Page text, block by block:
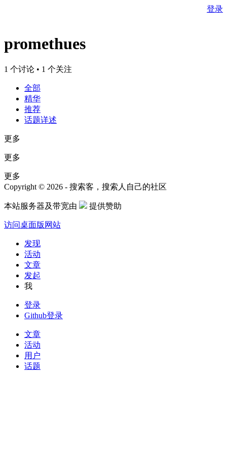
登录
promethues
1 个讨论 • 1 个关注
全部
精华
推荐
话题详述
更多
更多
更多
Copyright © 2026 - 搜索客，搜索人自己的社区
本站服务器及带宽由 提供赞助
访问桌面版网站
发现
活动
文章
发起
我
登录
Github登录
文章
活动
用户
话题